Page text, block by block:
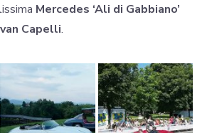
Mercedes ‘Ali di Gabbiano’
Capelli.